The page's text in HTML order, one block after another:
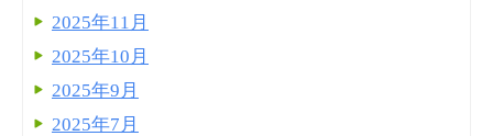
2025年11月
2025年10月
2025年9月
2025年7月